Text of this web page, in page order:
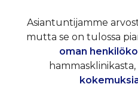
Asiantuntijamme
mutta se on tulossa
oman